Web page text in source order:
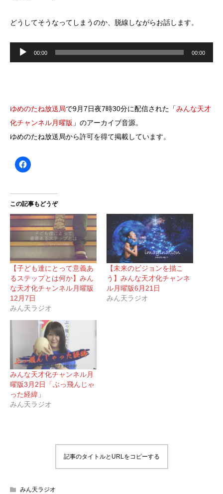
どうしてそうなってしまうのか、脱線しながらお話します。
音
00:00 00:00
ゆめのたね放送局で9月7日夜7時30分に配信された「みんな天才
化チャンネル月曜版 」のアーカイブ音源。
ゆめのたね放送局から許可を得て掲載しています。
この記事もどうぞ
【子ども達にとって意義あ
るステップとは何か】みん
な天才化チャンネル月曜版
12月7日
みん天ラジオ
【未来のビジョンを描こ
う】みんな天才化チャンネ
ル月曜版6月21日
みん天ラジオ
みんな天才化チャンネル月
曜版3月2日「ぶっ飛んじゃ
った経緯」
みん天ラジオ
記事のタイトルとURLをコピーする
みん天ラジオ